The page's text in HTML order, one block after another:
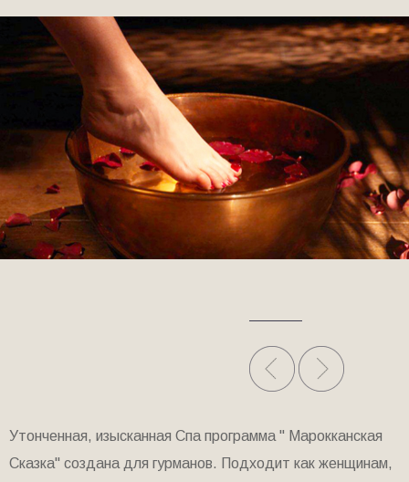
Утонченная, изысканная Спа программа " Марокканская
Сказка" создана для гурманов. Подходит как женщинам,